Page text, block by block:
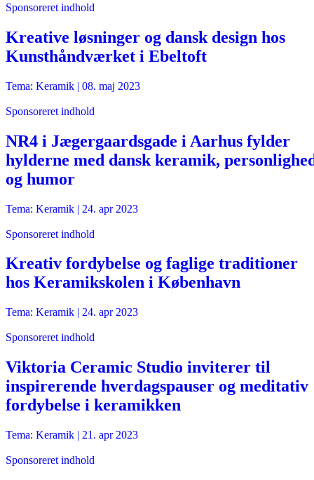
Sponsoreret indhold
Kreative løsninger og dansk design hos
Kunsthåndværket i Ebeltoft
Tema: Keramik | 08. maj 2023
Sponsoreret indhold
NR4 i Jægergaardsgade i Aarhus fylder
hylderne med dansk keramik,
og humor
Tema: Keramik | 24. apr 2023
Sponsoreret indhold
Kreativ fordybelse og faglige traditioner
hos Keramikskolen i København
Tema: Keramik | 24. apr 2023
Sponsoreret indhold
Viktoria Ceramic Studio inviterer til
inspirerende hverdagspauser og meditativ
fordybelse i keramikken
Tema: Keramik | 21. apr 2023
Sponsoreret indhold